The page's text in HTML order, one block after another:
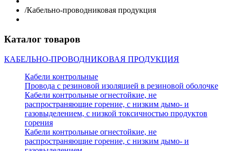
/Кабельно-проводниковая продукция
Каталог товаров
КАБЕЛЬНО-ПРОВОДНИКОВАЯ ПРОДУКЦИЯ
Кабели контрольные
Провода с резиновой изоляцией в резиновой оболочке
Кабели контрольные огнестойкие, не
распространяющие горение, с низким дымо- и
газовыделением, с низкой токсичностью продуктов
горения
Кабели контрольные огнестойкие, не
распространяющие горение, с низким дымо- и